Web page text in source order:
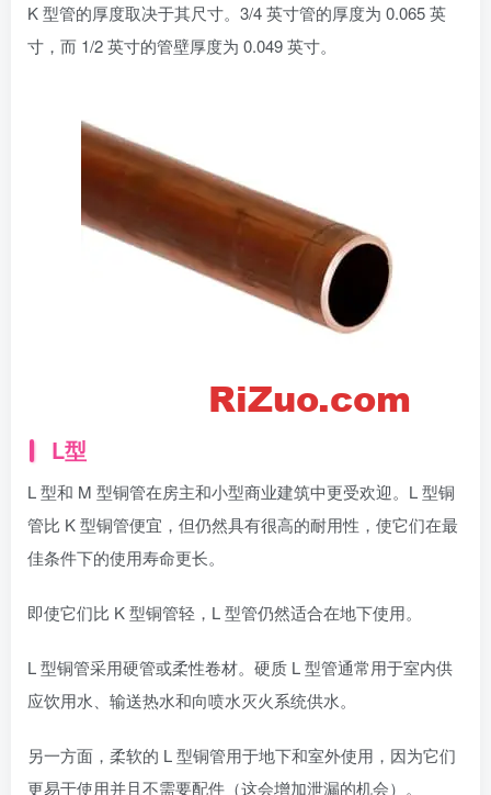
K 型管的厚度取决于其尺寸。3/4 英寸管的厚度为 0.065 英
寸，而 1/2 英寸的管壁厚度为 0.049 英寸。
L型
L 型和 M 型铜管在房主和小型商业建筑中更受欢迎。L 型铜
管比 K 型铜管便宜，但仍然具有很高的耐用性，使它们在最
佳条件下的使用寿命更长。
即使它们比 K 型铜管轻，L 型管仍然适合在地下使用。
L 型铜管采用硬管或柔性卷材。硬质 L 型管通常用于室内供
应饮用水、输送热水和向喷水灭火系统供水。
另一方面，柔软的 L 型铜管用于地下和室外使用，因为它们
更易于使用并且不需要配件（这会增加泄漏的机会）。